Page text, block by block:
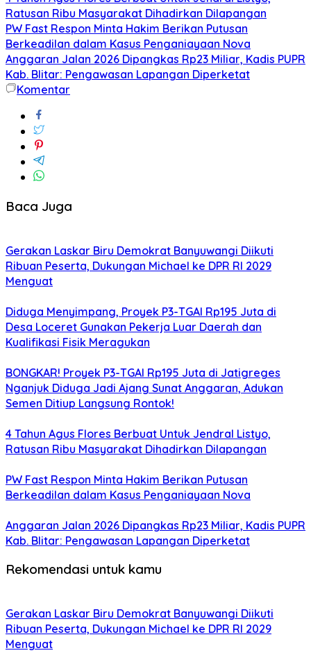
Ratusan Ribu Masyarakat Dihadirkan Dilapangan
PW Fast Respon Minta Hakim Berikan Putusan
Berkeadilan dalam Kasus Penganiayaan Nova
Anggaran Jalan 2026 Dipangkas Rp23 Miliar, Kadis PUPR
Kab. Blitar: Pengawasan Lapangan Diperketat
Komentar
Baca Juga
Gerakan Laskar Biru Demokrat Banyuwangi Diikuti
Ribuan Peserta, Dukungan Michael ke DPR RI 2029
Menguat
Diduga Menyimpang, Proyek P3-TGAI Rp195 Juta di
Desa Loceret Gunakan Pekerja Luar Daerah dan
Kualifikasi Fisik Meragukan
BONGKAR! Proyek P3-TGAI Rp195 Juta di Jatigreges
Nganjuk Diduga Jadi Ajang Sunat Anggaran, Adukan
Semen Ditiup Langsung Rontok!
4 Tahun Agus Flores Berbuat Untuk Jendral Listyo,
Ratusan Ribu Masyarakat Dihadirkan Dilapangan
PW Fast Respon Minta Hakim Berikan Putusan
Berkeadilan dalam Kasus Penganiayaan Nova
Anggaran Jalan 2026 Dipangkas Rp23 Miliar, Kadis PUPR
Kab. Blitar: Pengawasan Lapangan Diperketat
Rekomendasi untuk kamu
Gerakan Laskar Biru Demokrat Banyuwangi Diikuti
Ribuan Peserta, Dukungan Michael ke DPR RI 2029
Menguat